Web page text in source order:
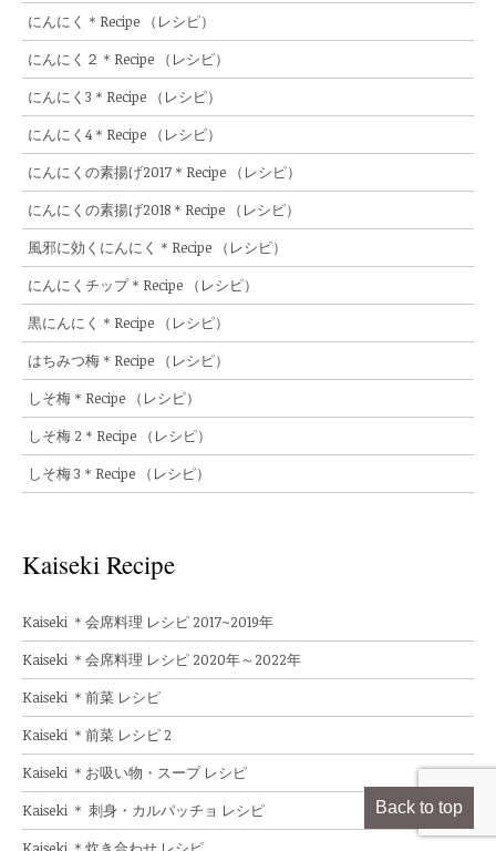
Back to top
にんにく＊Recipe （レシピ）
にんにく２＊Recipe （レシピ）
にんにく3＊Recipe （レシピ）
にんにく4＊Recipe （レシピ）
にんにくの素揚げ2017＊Recipe （レシピ）
にんにくの素揚げ2018＊Recipe （レシピ）
風邪に効くにんにく＊Recipe （レシピ）
にんにくチップ＊Recipe （レシピ）
黒にんにく＊Recipe （レシピ）
はちみつ梅＊Recipe （レシピ）
しそ梅＊Recipe （レシピ）
しそ梅 2＊Recipe （レシピ）
しそ梅 3＊Recipe （レシピ）
Kaiseki Recipe
Kaiseki ＊会席料理 レシピ 2017~2019年
Kaiseki ＊会席料理 レシピ 2020年～2022年
Kaiseki ＊前菜 レシピ
Kaiseki ＊前菜 レシピ 2
Kaiseki ＊お吸い物・スープ レシピ
Kaiseki ＊ 刺身・カルパッチョ レシピ